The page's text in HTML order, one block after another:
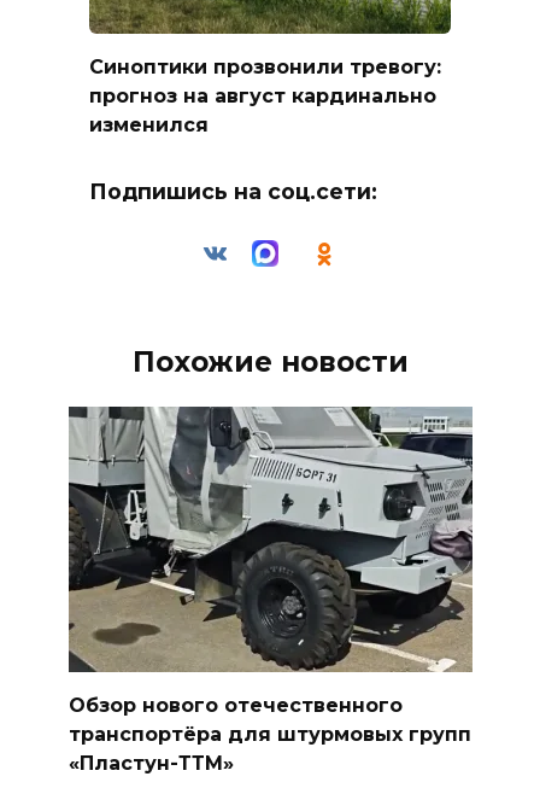
Синоптики прозвонили тревогу:
прогноз на август кардинально
изменился
Подпишись на соц.сети:
Похожие новости
Обзор нового отечественного
транспортёра для штурмовых групп
«Пластун-ТТМ»